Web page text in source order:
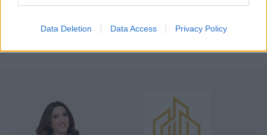
Data Deletion Data Access Privacy Policy